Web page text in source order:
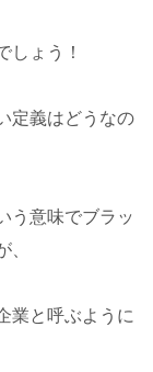
しょう！
定義はどうなの
う意味でブラッ
、
業と呼ぶように